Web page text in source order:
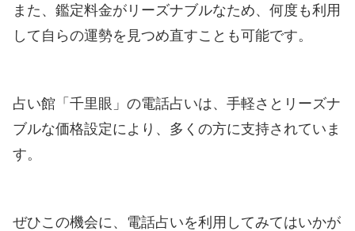
また、鑑定料金がリーズナブルなため、何度も利用
して自らの運勢を見つめ直すことも可能です。
占い館「千里眼」の電話占いは、手軽さとリーズナ
ブルな価格設定により、多くの方に支持されていま
す。
ぜひこの機会に、電話占いを利用してみてはいかが